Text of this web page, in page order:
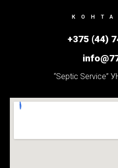
+375 (44)
“Septic Service”